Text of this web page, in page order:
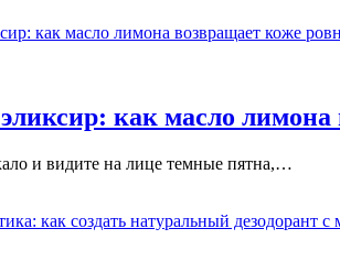
как масло
и видите на лице темные пятна,…